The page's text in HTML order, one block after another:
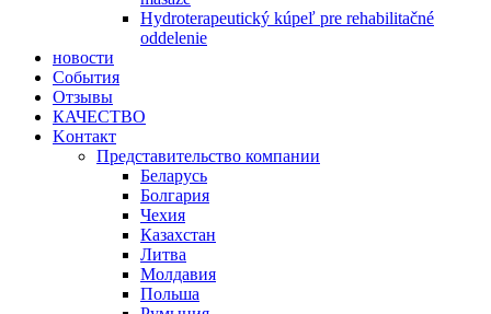
Hydroterapeutický kúpeľ pre rehabilitačné
oddelenie
новости
События
Отзывы
КАЧЕСТВО
Kонтакт
Представительство компании
Беларусь
Болгария
Чехия
Казахстан
Литва
Молдавия
Польша